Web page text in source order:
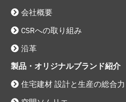
会社概要
CSRへの取り組み
沿革
製品・オリジナルブランド紹介
住宅建材 設計と生産の総合力